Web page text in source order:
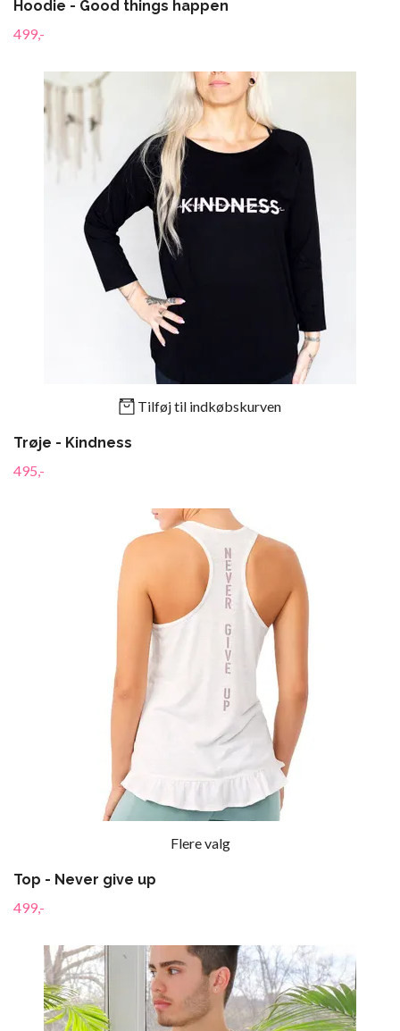
Hoodie - Good things happen
499,-
Tilføj til indkøbskurven
Trøje - Kindness
495,-
Flere valg
Top - Never give up
499,-